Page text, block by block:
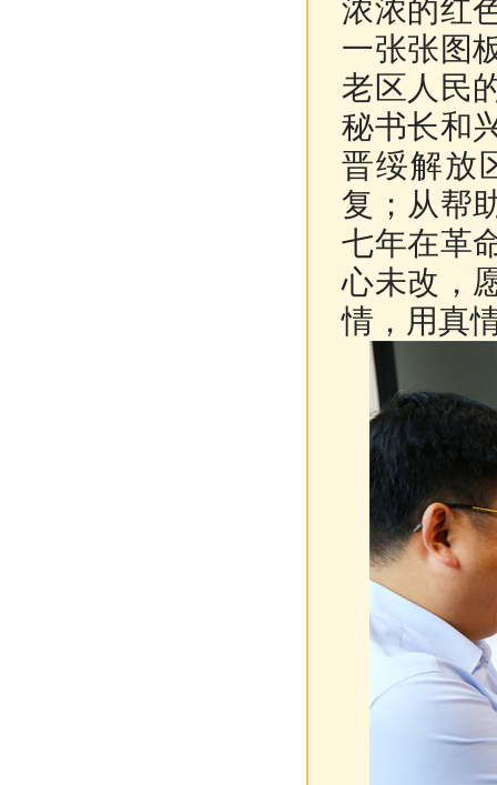
浓浓的红
一张张图
老区人民
秘书长和
晋绥解放
复；从帮
七年在革
心未改，
情，用真